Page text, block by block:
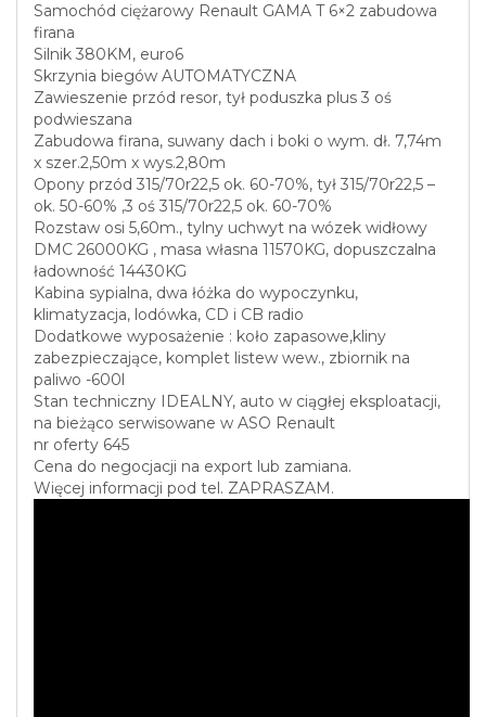
Samochód ciężarowy Renault GAMA T 6×2 zabudowa
firana
Silnik 380KM, euro6
Skrzynia biegów AUTOMATYCZNA
Zawieszenie przód resor, tył poduszka plus 3 oś
podwieszana
Zabudowa firana, suwany dach i boki o wym. dł. 7,74m
x szer.2,50m x wys.2,80m
Opony przód 315/70r22,5 ok. 60-70%, tył 315/70r22,5 –
ok. 50-60% ,3 oś 315/70r22,5 ok. 60-70%
Rozstaw osi 5,60m., tylny uchwyt na wózek widłowy
DMC 26000KG , masa własna 11570KG, dopuszczalna
ładowność 14430KG
Kabina sypialna, dwa łóżka do wypoczynku,
klimatyzacja, lodówka, CD i CB radio
Dodatkowe wyposażenie : koło zapasowe,kliny
zabezpieczające, komplet listew wew., zbiornik na
paliwo -600l
Stan techniczny IDEALNY, auto w ciągłej eksploatacji,
na bieżąco serwisowane w ASO Renault
nr oferty 645
Cena do negocjacji na export lub zamiana.
Więcej informacji pod tel. ZAPRASZAM.